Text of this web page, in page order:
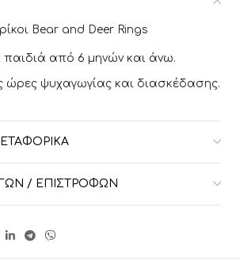
Bear and Deer Rings
παιδιά από 6 μηνών και άνω.
ώρες ψυχαγωγίας και διασκέδασης.
/ ΕΠΙΣΤΡΟΦΏΝ